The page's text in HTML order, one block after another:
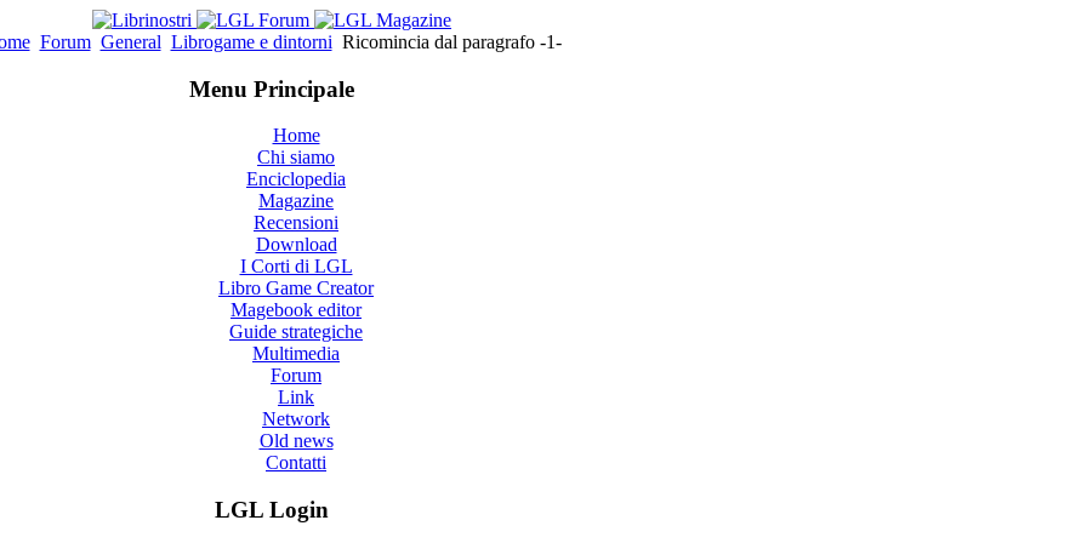
Forum General Librogame e dintorni Ricomincia dal paragrafo -1-
Menu Principale
Home
Chi siamo
Enciclopedia
Magazine
Recensioni
Download
I Corti di LGL
Libro Game Creator
Magebook editor
Guide strategiche
Multimedia
Forum
Link
Network
Old news
Contatti
LGL Login